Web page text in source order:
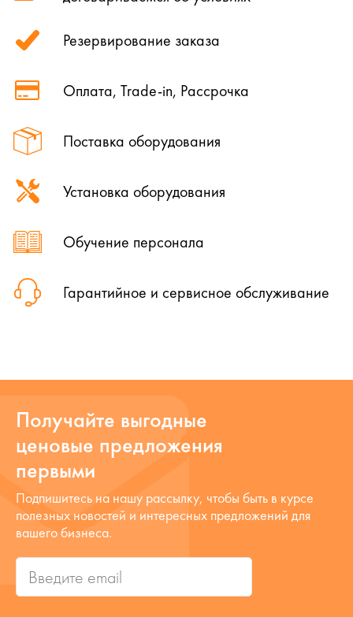
Поставка оборудования
Установка оборудования
Резервирование заказа
Обучение персонала
Оплата, Trade-in, Рассрочка
Гарантийное и сервисное обслуживание
Получайте выгодные
ценовые предложения
первыми
Подпишитесь на нашу рассылку, чтобы быть в курсе
полезных новостей и интересных предложений для
вашего бизнеса.